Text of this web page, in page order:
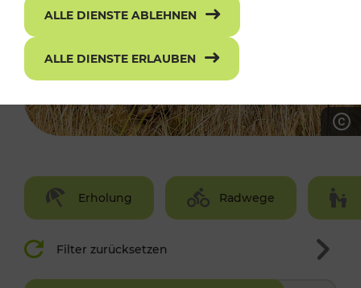
Erholung Radwege
Filter zurücksetzen
ALLE DIENSTE ABLEHNEN
ALLE DIENSTE ERLAUBEN